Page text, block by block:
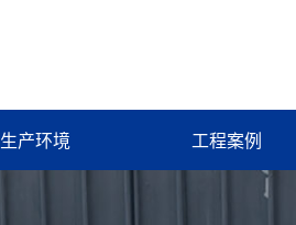
生产环境 工程案例